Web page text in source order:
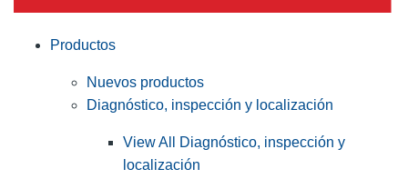
Productos
Nuevos productos
Diagnóstico, inspección y localización
View All Diagnóstico, inspección y
localización